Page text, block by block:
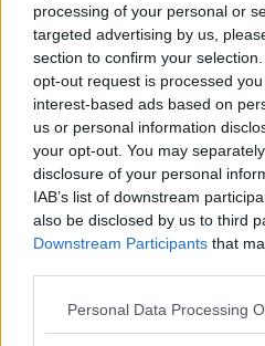
processing of your personal or
targeted advertising by us,
section to confirm your
opt-out request is processed
interest-based ads based on
us or personal information
your opt-out. You may
disclosure of your personal
IAB’s list of downstream
also be disclosed by us to third
Downstream Participants that
Personal Data Processing
PISA —L'università di Pisa èal
settimo in Italia,secondo le
Shanghai e dall'Agenzia Qs
Ranking di Taiwan.
Sono in tutto 36 le università
selezionate su una base di oltre
L'Università di Pisa è presente
tre settori su sei: le Scienze
mondo e al 4esimo posto in Italia;
rispettivamente al 204esimo e al